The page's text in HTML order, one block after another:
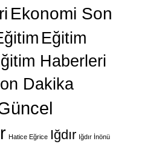
Ekonomi Son
Eğitim
Haberleri
Dakika
Hatice Eğrice Iğdır Iğdır İnönü